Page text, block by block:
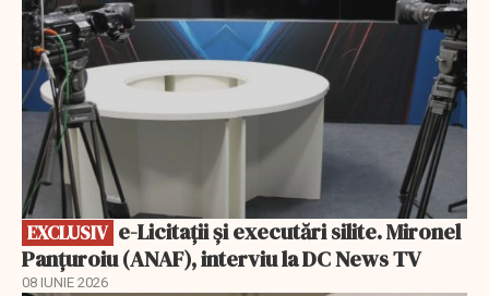
EXCLUSIV
Panțuroiu (ANAF), interviu la DC News TV
08 IUNIE 2026